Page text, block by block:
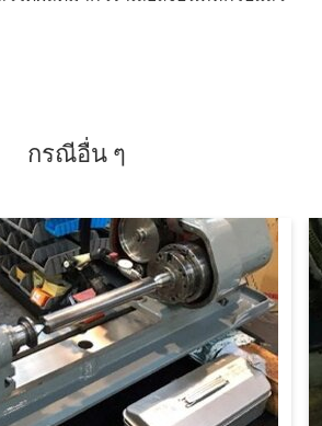
กรณีอื่น ๆ